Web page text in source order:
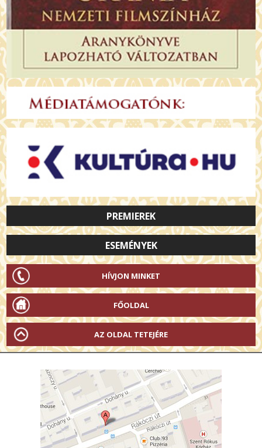
PREMIEREK
ESEMÉNYEK
HÍVJON MINKET
FŐOLDAL
AZ OLDAL TETEJÉRE